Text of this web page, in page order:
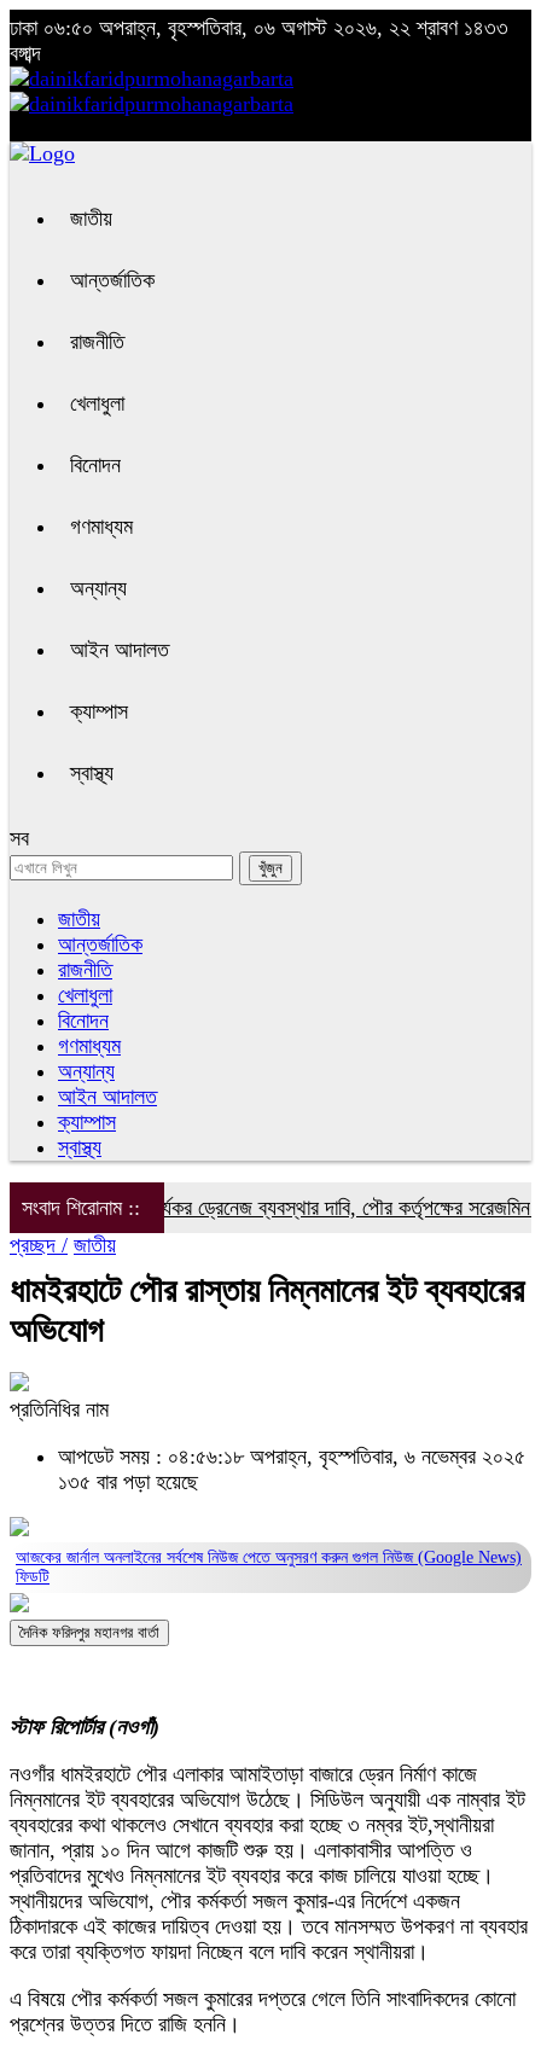
ঢাকা ০৬:৫০ অপরাহ্ন, বৃহস্পতিবার, ০৬ অগাস্ট ২০২৬, ২২ শ্রাবণ ১৪৩৩
বঙ্গাব্দ
জাতীয়
আন্তর্জাতিক
রাজনীতি
খেলাধুলা
বিনোদন
গণমাধ্যম
অন্যান্য
আইন আদালত
ক্যাম্পাস
স্বাস্থ্য
সব
জাতীয়
আন্তর্জাতিক
রাজনীতি
খেলাধুলা
বিনোদন
গণমাধ্যম
অন্যান্য
আইন আদালত
ক্যাম্পাস
স্বাস্থ্য
সংবাদ শিরোনাম ::
নম্বর ওয়ার্ডে কার্যকর ড্রেনেজ ব্যবস্থার দাবি, পৌর কর্তৃপক্ষের সরেজমিন
প্রচ্ছদ / জাতীয়
ধামইরহাটে পৌর রাস্তায় নিম্নমানের ইট ব্যবহারের
অভিযোগ
প্রতিনিধির নাম
আপডেট সময় : ০৪:৫৬:১৮ অপরাহ্ন, বৃহস্পতিবার, ৬ নভেম্বর ২০২৫
১৩৫ বার পড়া হয়েছে
আজকের জার্নাল অনলাইনের সর্বশেষ নিউজ পেতে অনুসরণ করুন গুগল নিউজ (Google News)
ফিডটি
দৈনিক ফরিদপুর মহানগর বার্তা
স্টাফ রিপোর্টার (নওগাঁ)
নওগাঁর ধামইরহাটে পৌর এলাকার আমাইতাড়া বাজারে ড্রেন নির্মাণ কাজে
নিম্নমানের ইট ব্যবহারের অভিযোগ উঠেছে। সিডিউল অনুযায়ী এক নাম্বার ইট
ব্যবহারের কথা থাকলেও সেখানে ব্যবহার করা হচ্ছে ৩ নম্বর ইট,স্থানীয়রা
জানান, প্রায় ১০ দিন আগে কাজটি শুরু হয়। এলাকাবাসীর আপত্তি ও
প্রতিবাদের মুখেও নিম্নমানের ইট ব্যবহার করে কাজ চালিয়ে যাওয়া হচ্ছে।
স্থানীয়দের অভিযোগ, পৌর কর্মকর্তা সজল কুমার-এর নির্দেশে একজন
ঠিকাদারকে এই কাজের দায়িত্ব দেওয়া হয়। তবে মানসম্মত উপকরণ না ব্যবহার
করে তারা ব্যক্তিগত ফায়দা নিচ্ছেন বলে দাবি করেন স্থানীয়রা।
এ বিষয়ে পৌর কর্মকর্তা সজল কুমারের দপ্তরে গেলে তিনি সাংবাদিকদের কোনো
প্রশ্নের উত্তর দিতে রাজি হননি।